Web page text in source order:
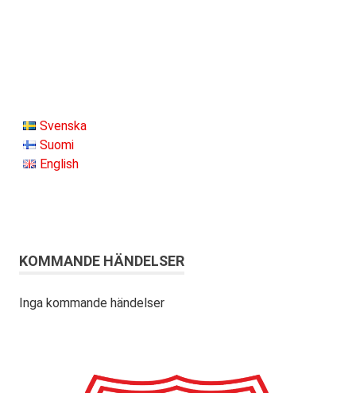
Svenska
Suomi
English
KOMMANDE HÄNDELSER
Inga kommande händelser